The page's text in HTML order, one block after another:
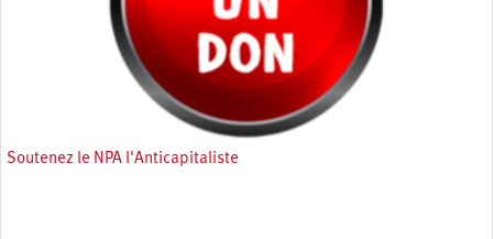
Soutenez le NPA l'Anticapitaliste